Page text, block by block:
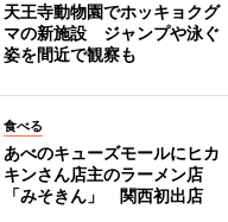
天王寺動物園でホッキョクグ
マの新施設 ジャンプや泳ぐ
姿を間近で観察も
食べる
あべのキューズモールにヒカ
キンさん店主のラーメン店
「みそきん」 関西初出店